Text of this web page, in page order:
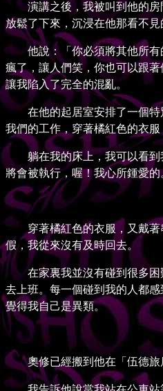
演講之後，我被叫到他的房間
放鬆了下來，沉浸在他那看不
他說：「你必須將其他所有的
瘋了，讓人們笑，你也可以跟
讓我陷入了完全的混亂。
在他的起居室安排了一個特別
我們的工作，穿著橘紅色的衣
躺在我的床上，我可以看到我
將會被執行，喔！我心所鍾愛的
穿著橘紅色的衣服，又戴著串
假，我從來沒有及時回去。
在家裏我並沒有碰到很多困難
去上班。每一個碰到我的人都
覺得我自己是異類。
奧修已經搬到他在「伍德旅店